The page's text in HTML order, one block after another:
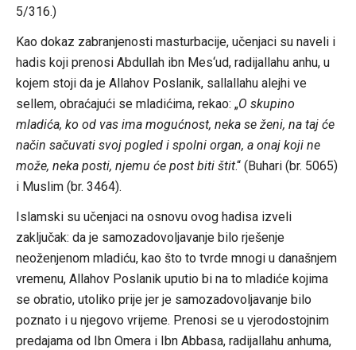
5/316.)
Kao dokaz zabranjenosti masturbacije, učenjaci su naveli i
hadis koji prenosi Abdullah ibn Mes‘ud, radijallahu anhu, u
kojem stoji da je Allahov Poslanik, sallallahu alejhi ve
sellem, obraćajući se mladićima, rekao: „O skupino
mladića, ko od vas ima mogućnost, neka se ženi, na taj će
način sačuvati svoj pogled i spolni organ, a onaj koji ne
može, neka posti, njemu će post biti štit.“ (Buhari (br. 5065)
i Muslim (br. 3464).
Islamski su učenjaci na osnovu ovog hadisa izveli
zaključak: da je samozadovoljavanje bilo rješenje
neoženjenom mladiću, kao što to tvrde mnogi u današnjem
vremenu, Allahov Poslanik uputio bi na to mladiće kojima
se obratio, utoliko prije jer je samozadovoljavanje bilo
poznato i u njegovo vrijeme. Prenosi se u vjerodostojnim
predajama od Ibn Omera i Ibn Abbasa, radijallahu anhuma,